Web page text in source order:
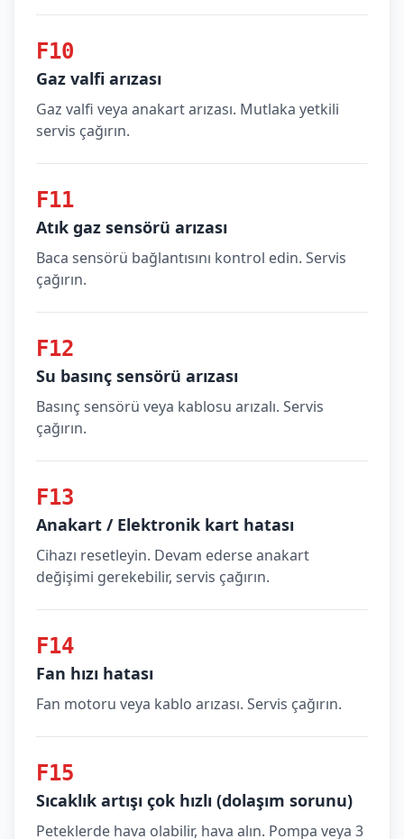
F10
Gaz valfi arızası
Gaz valfi veya anakart arızası. Mutlaka yetkili
servis çağırın.
F11
Atık gaz sensörü arızası
Baca sensörü bağlantısını kontrol edin. Servis
çağırın.
F12
Su basınç sensörü arızası
Basınç sensörü veya kablosu arızalı. Servis
çağırın.
F13
Anakart / Elektronik kart hatası
Cihazı resetleyin. Devam ederse anakart
değişimi gerekebilir, servis çağırın.
F14
Fan hızı hatası
Fan motoru veya kablo arızası. Servis çağırın.
F15
Sıcaklık artışı çok hızlı (dolaşım sorunu)
Peteklerde hava olabilir, hava alın. Pompa veya 3